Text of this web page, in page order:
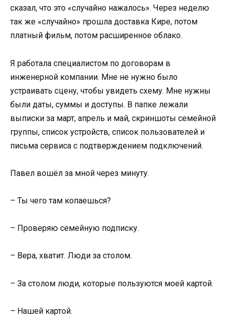
сказал, что это «случайно нажалось». Через неделю
так же «случайно» прошла доставка Кире, потом
платный фильм, потом расширенное облако.
Я работала специалистом по договорам в
инженерной компании. Мне не нужно было
устраивать сцену, чтобы увидеть схему. Мне нужны
были даты, суммы и доступы. В папке лежали
выписки за март, апрель и май, скриншоты семейной
группы, список устройств, список пользователей и
письма сервиса с подтверждением подключений.
Павел вошёл за мной через минуту.
– Ты чего там копаешься?
– Проверяю семейную подписку.
– Вера, хватит. Люди за столом.
– За столом люди, которые пользуются моей картой.
– Нашей картой.